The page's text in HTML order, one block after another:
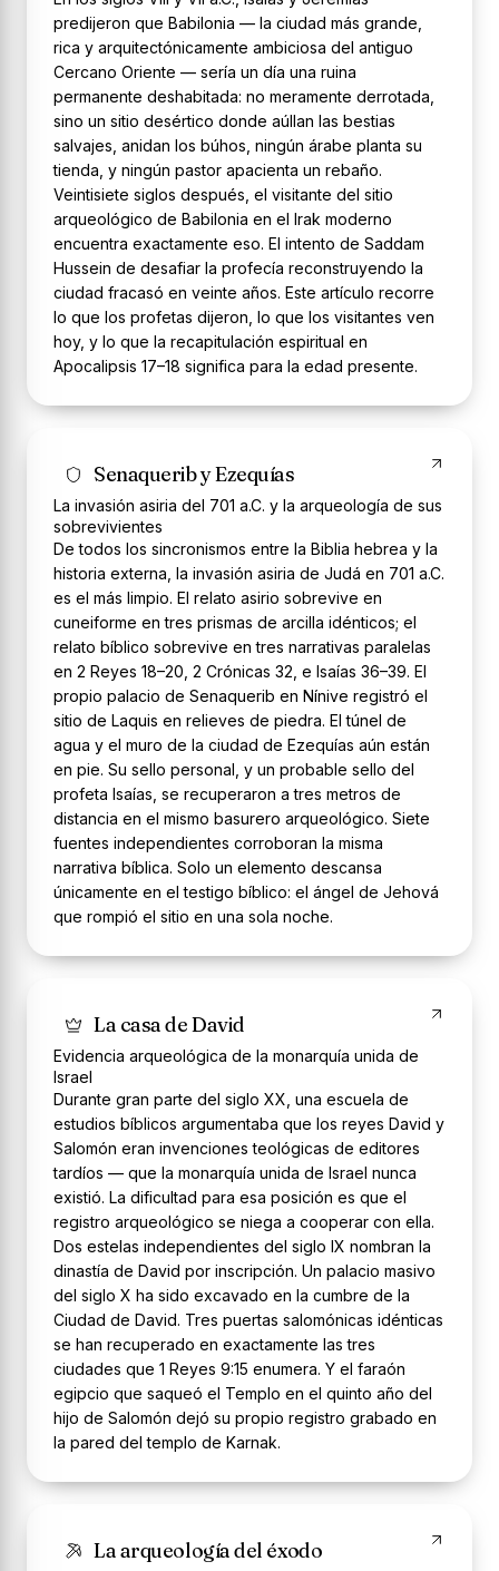
predijeron que Babilonia — la ciudad más grande,
rica y arquitectónicamente ambiciosa del antiguo
Cercano Oriente — sería un día una ruina
permanente deshabitada: no meramente derrotada,
sino un sitio desértico donde aúllan las bestias
salvajes, anidan los búhos, ningún árabe planta su
tienda, y ningún pastor apacienta un rebaño.
Veintisiete siglos después, el visitante del sitio
arqueológico de Babilonia en el Irak moderno
encuentra exactamente eso. El intento de Saddam
Hussein de desafiar la profecía reconstruyendo la
ciudad fracasó en veinte años. Este artículo recorre
lo que los profetas dijeron, lo que los visitantes ven
hoy, y lo que la recapitulación espiritual en
Apocalipsis 17–18 significa para la edad presente.
Senaquerib y Ezequías
La invasión asiria del 701 a.C. y la arqueología de sus
sobrevivientes
De todos los sincronismos entre la Biblia hebrea y la
historia externa, la invasión asiria de Judá en 701 a.C.
es el más limpio. El relato asirio sobrevive en
cuneiforme en tres prismas de arcilla idénticos; el
relato bíblico sobrevive en tres narrativas paralelas
en 2 Reyes 18–20, 2 Crónicas 32, e Isaías 36–39. El
propio palacio de Senaquerib en Nínive registró el
sitio de Laquis en relieves de piedra. El túnel de
agua y el muro de la ciudad de Ezequías aún están
en pie. Su sello personal, y un probable sello del
profeta Isaías, se recuperaron a tres metros de
distancia en el mismo basurero arqueológico. Siete
fuentes independientes corroboran la misma
narrativa bíblica. Solo un elemento descansa
únicamente en el testigo bíblico: el ángel de Jehová
que rompió el sitio en una sola noche.
La casa de David
Evidencia arqueológica de la monarquía unida de
Israel
Durante gran parte del siglo XX, una escuela de
estudios bíblicos argumentaba que los reyes David y
Salomón eran invenciones teológicas de editores
tardíos — que la monarquía unida de Israel nunca
existió. La dificultad para esa posición es que el
registro arqueológico se niega a cooperar con ella.
Dos estelas independientes del siglo IX nombran la
dinastía de David por inscripción. Un palacio masivo
del siglo X ha sido excavado en la cumbre de la
Ciudad de David. Tres puertas salomónicas idénticas
se han recuperado en exactamente las tres
ciudades que 1 Reyes 9:15 enumera. Y el faraón
egipcio que saqueó el Templo en el quinto año del
hijo de Salomón dejó su propio registro grabado en
la pared del templo de Karnak.
La arqueología del éxodo